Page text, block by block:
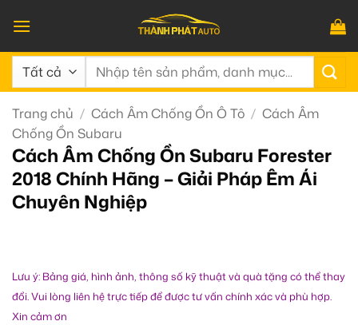
qua
nội
dung
Tìm
Trang chủ / Cách Âm Chống Ồn Ô Tô / Cách Âm
Chống Ồn Subaru
Cách Âm Chống Ồn Subaru Forester
2018 Chính Hãng – Giải Pháp Êm Ái
Chuyên Nghiệp
Lưu ý: Bảng giá, hình ảnh, thông số kỹ thuật và quà tặng có thể thay
đổi. Vui lòng liên hệ trực tiếp để được tư vấn chính xác và phù hợp.
Xin cảm ơn